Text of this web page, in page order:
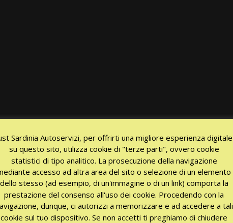
Sardinia Autoservizi, per offrirti una migliore esperienza digitale
su questo sito, utilizza cookie di "terze parti", ovvero cookie
statistici di tipo analitico. La prosecuzione della navigazione
accesso ad altra area del sito o selezione di un elemento
dello stesso (ad esempio, di un'immagine o di un link) comporta la
prestazione del consenso all'uso dei cookie. Procedendo con la
dunque, ci autorizzi a memorizzare e ad accedere a tali
cookie sul tuo dispositivo. Se non accetti ti preghiamo di chiudere